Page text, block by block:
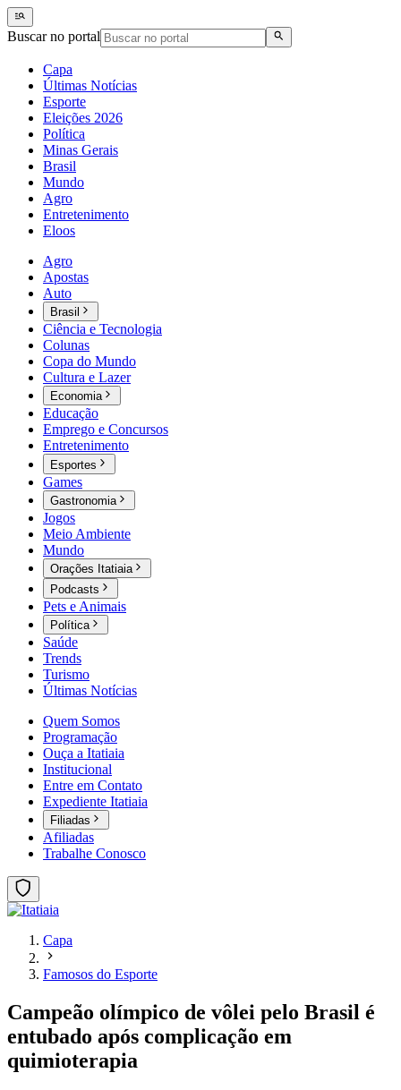
Buscar no portal
Capa
Últimas Notícias
Esporte
Eleições 2026
Política
Minas Gerais
Brasil
Mundo
Agro
Entretenimento
Eloos
Agro
Apostas
Auto
Brasil
Ciência e Tecnologia
Colunas
Copa do Mundo
Cultura e Lazer
Economia
Educação
Emprego e Concursos
Entretenimento
Esportes
Games
Gastronomia
Jogos
Meio Ambiente
Mundo
Orações Itatiaia
Podcasts
Pets e Animais
Política
Saúde
Trends
Turismo
Últimas Notícias
Quem Somos
Programação
Ouça a Itatiaia
Institucional
Entre em Contato
Expediente Itatiaia
Filiadas
Afiliadas
Trabalhe Conosco
Capa
Famosos do Esporte
Campeão olímpico de vôlei pelo Brasil é
entubado após complicação em
quimioterapia